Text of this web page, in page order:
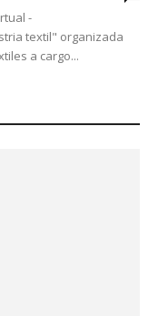
-
textil" organizada
a cargo...